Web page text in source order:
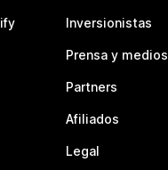
Inversionistas
Prensa y medios
Partners
Afiliados
Legal